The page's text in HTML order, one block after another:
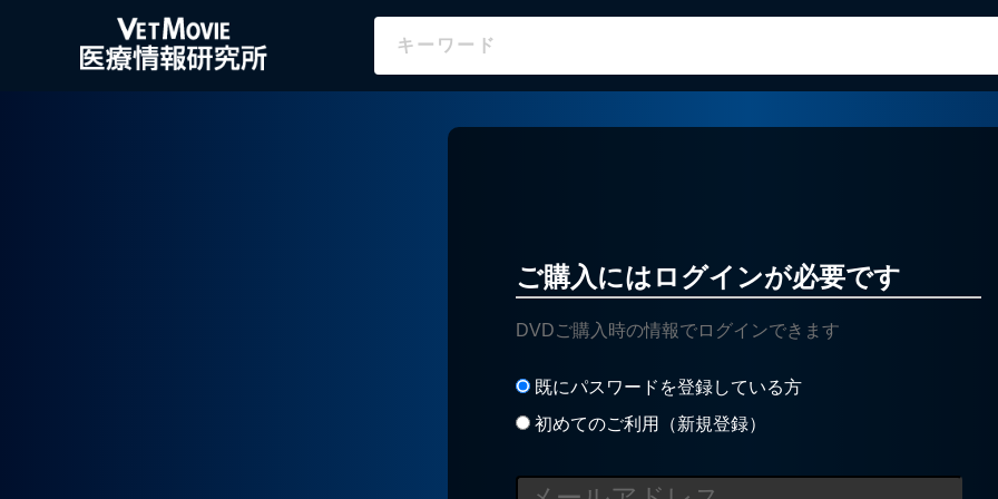
ご購入にはログインが必要です
DVDご購入時の情報でログインできます
既にパスワードを登録している方
初めてのご利用（新規登録）